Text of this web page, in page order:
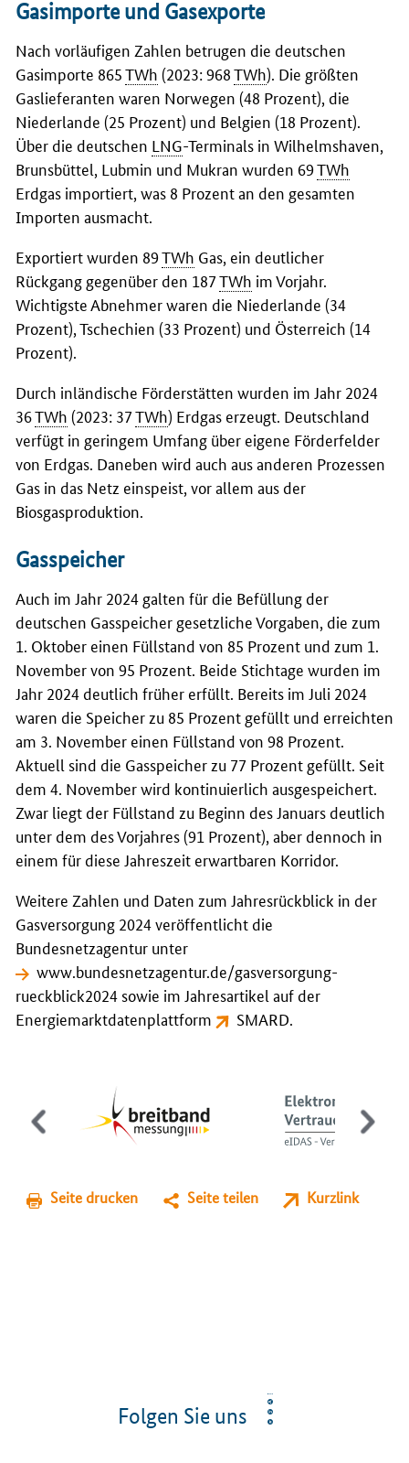
Gasimporte und Gasexporte
Nach vorläufigen Zahlen betrugen die deutschen
Gasimporte 865TWh (2023: 968TWh). Die größten
Gaslieferanten waren Norwegen (48 Prozent), die
Niederlande (25 Prozent) und Belgien (18 Prozent).
Über die deutschen LNG-Terminals in Wilhelmshaven,
Brunsbüttel, Lubmin und Mukran wurden 69TWh
Erdgas importiert, was 8 Prozent an den gesamten
Importen ausmacht.
Exportiert wurden 89TWh Gas, ein deutlicher
Rückgang gegenüber den 187TWh im Vorjahr.
Wichtigste Abnehmer waren die Niederlande (34
Prozent), Tschechien (33 Prozent) und Österreich (14
Prozent).
Durch inländische Förderstätten wurden im Jahr 2024
36TWh (2023: 37TWh) Erdgas erzeugt. Deutschland
verfügt in geringem Umfang über eigene Förderfelder
von Erdgas. Daneben wird auch aus anderen Prozessen
Gas in das Netz einspeist, vor allem aus der
Biosgasproduktion.
Gasspeicher
Auch im Jahr 2024 galten für die Befüllung der
deutschen Gasspeicher gesetzliche Vorgaben, die zum
1. Oktober einen Füllstand von 85 Prozent und zum 1.
November von 95 Prozent. Beide Stichtage wurden im
Jahr 2024 deutlich früher erfüllt. Bereits im Juli 2024
waren die Speicher zu 85 Prozent gefüllt und erreichten
am 3. November einen Füllstand von 98 Prozent.
Aktuell sind die Gasspeicher zu 77 Prozent gefüllt. Seit
dem 4. November wird kontinuierlich ausgespeichert.
Zwar liegt der Füllstand zu Beginn des Januars deutlich
unter dem des Vorjahres (91 Prozent), aber dennoch in
einem für diese Jahreszeit erwartbaren Korridor.
Weitere Zahlen und Daten zum Jahresrückblick in der
Gasversorgung 2024 veröffentlicht die
Bundesnetzagentur unter
www.bundesnetzagentur.de/gasversorgung-
rueckblick2024 sowie im Jahresartikel auf der
Energiemarktdatenplattform
SMARD
Seite drucken Seite teilen Kurzlink
Folgen Sie uns